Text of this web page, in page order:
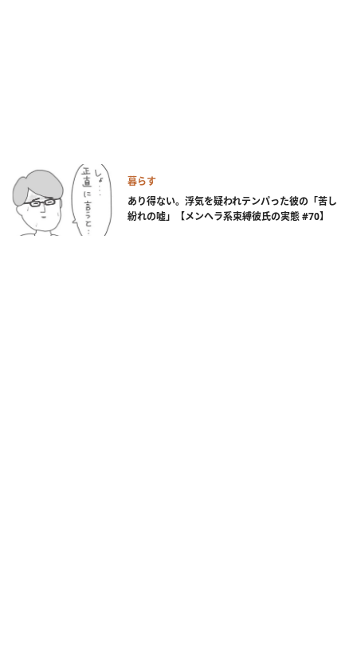
暮らす
あり得ない。浮気を疑われテンパった彼の「苦し
紛れの嘘」【メンヘラ系束縛彼氏の実態 #70】